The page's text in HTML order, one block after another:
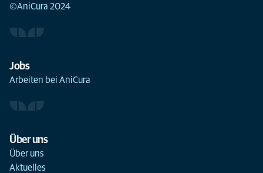
©AniCura 2024
Jobs
Arbeiten bei AniCura
Über uns
Über uns
Aktuelles